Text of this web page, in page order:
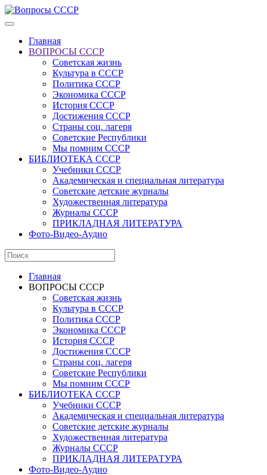
Главная
ВОПРОСЫ СССР
Советская жизнь
Культура в СССР
Политика СССР
Экономика СССР
История СССР
Достижения СССР
Страны соц. лагеря
Советские Республики
Мы помним СССР
БИБЛИОТЕКА СССР
Учебники СССР
Академическая и специальная литература
Советские детские журналы
Художественная литература
Журналы СССР
ПРИКЛАДНАЯ ЛИТЕРАТУРА
Фото-Видео-Аудио
Главная
ВОПРОСЫ СССР
Советская жизнь
Культура в СССР
Политика СССР
Экономика СССР
История СССР
Достижения СССР
Страны соц. лагеря
Советские Республики
Мы помним СССР
БИБЛИОТЕКА СССР
Учебники СССР
Академическая и специальная литература
Советские детские журналы
Художественная литература
Журналы СССР
ПРИКЛАДНАЯ ЛИТЕРАТУРА
Фото-Видео-Аудио